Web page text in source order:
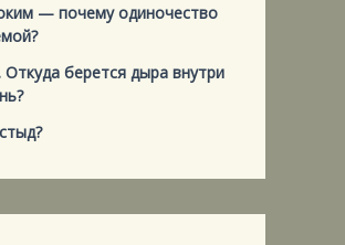
— почему одиночество
Откуда берется дыра внутри